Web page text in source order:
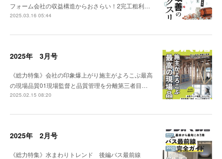
フォーム会社の収益構造からおさらい！2完工粗利…
2025.03.16 05:44
2025年 3月号
《総力特集》会社の印象爆上がり施主がよろこぶ最高
の現場品質01現場監督と品質管理を分離第三者目…
2025.02.15 08:20
2025年 2月号
《総力特集》水まわりトレンド 後編バス最前線